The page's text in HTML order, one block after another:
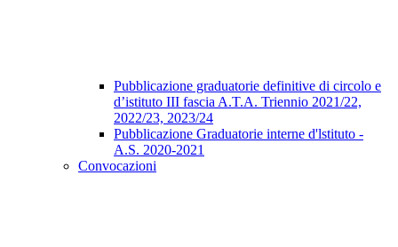
Pubblicazione graduatorie definitive di circolo e
d’istituto III fascia A.T.A. Triennio 2021/22,
2022/23, 2023/24
Pubblicazione Graduatorie interne d'lstituto -
A.S. 2020-2021
Convocazioni